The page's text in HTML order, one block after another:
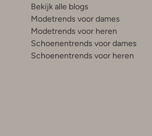
Bekijk alle blogs
Modetrends voor dames
Modetrends voor heren
Schoenentrends voor dames
Schoenentrends voor heren